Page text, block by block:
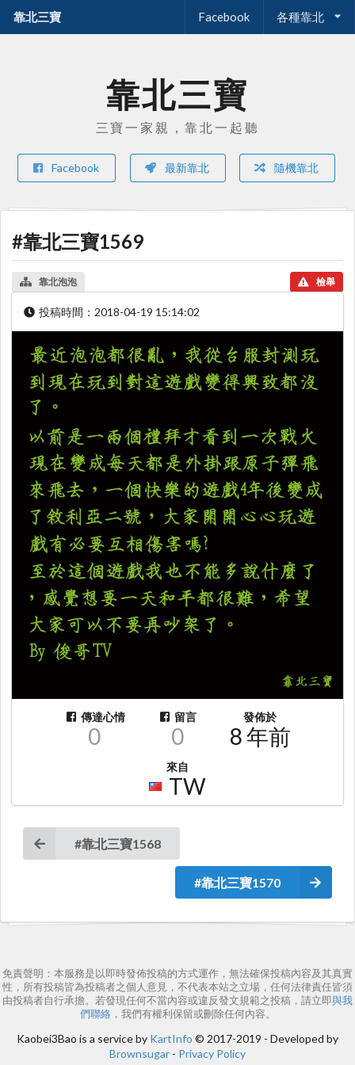
靠北三寶 Facebook 各種靠北
靠北三寶
三寶一家親，靠北一起聽
Facebook 最新靠北 隨機靠北
#靠北三寶1569
靠北泡泡 檢舉
投稿時間： 2018-04-19 15:14:02
傳達心情
0
留言
0
發佈於
8 年前
來自
TW
#靠北三寶1568
#靠北三寶1570
免責聲明：本服務是以即時發佈投稿的方式運作，無法確保投稿內容及其真實
性，所有投稿皆為投稿者之個人意見，不代表本站之立場，任何法律責任皆須
由投稿者自行承擔。若發現任何不當內容或違反發文規範之投稿，請立即與我
們聯絡，我們有權利保留或刪除任何內容。
Kaobei3Bao is a service by KartInfo © 2017-2019 - Developed by
Brownsugar - Privacy Policy